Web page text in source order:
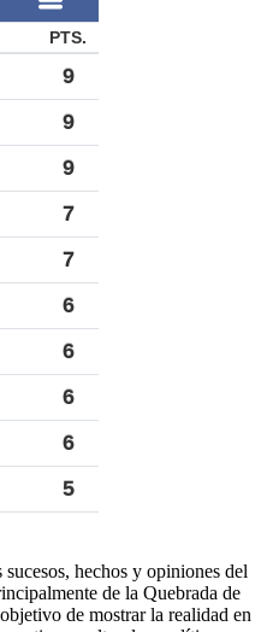
hechos y opiniones del
de la Quebrada de
de mostrar la realidad en